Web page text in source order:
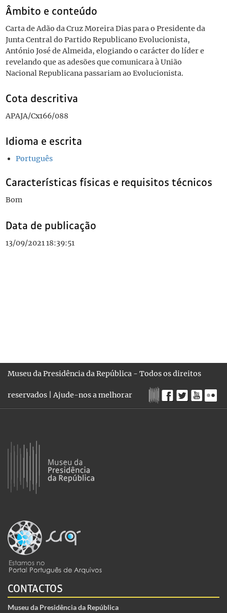
Âmbito e conteúdo
Carta de Adão da Cruz Moreira Dias para o Presidente da
Junta Central do Partido Republicano Evolucionista,
António José de Almeida, elogiando o carácter do líder e
revelando que as adesões que comunicara à União
Nacional Republicana passariam ao Evolucionista.
Cota descritiva
APAJA/Cx166/088
Idioma e escrita
Português
Características físicas e requisitos técnicos
Bom
Data de publicação
13/09/2021 18:39:51
Museu da Presidência da República - Todos os direitos
reservados |Ajude-nos a melhorar
CONTACTOS
Museu da Presidência da República